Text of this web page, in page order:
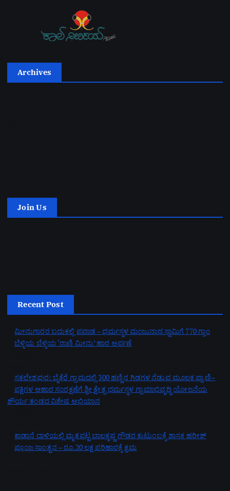
Archives
Join Us
Recent Post
ಮೀನುಗಾರರ ಬದುಕಲ್ಲಿ ಪವಾಡ – ಧರ್ಮಸ್ಥಳ ಮಂಜುನಾಥ ಸ್ವಾಮಿಗೆ 770 ಗ್ರಾಂ
ಬೆಳ್ಳಿಯ ಬೆಳ್ಳಿಯ ‘ರಾಣಿ ಮೀನು’ ಹಾರ ಅರ್ಪಣೆ
ಸಕಲೇಶಪುರ: ಬೈಕೆರೆ ಗ್ರಾಮದಲ್ಲಿ 300 ಹಣ್ಣಿನ ಗಿಡಗಳ ನೆಡುವ ಮೂಲಕ ಪ್ರಾಣಿ–
ಪಕ್ಷಿಗಳ ಆಹಾರ ಸಂರಕ್ಷಣೆಗೆ ಶ್ರೀ ಕ್ಷೇತ್ರ ಧರ್ಮಸ್ಥಳ ಗ್ರಾಮಾಭಿವೃದ್ಧಿ ಯೋಜನೆಯ
ಶೌರ್ಯ ತಂಡದ ವಿಶೇಷ ಅಭಿಯಾನ
ಕಾಡಾನೆ ದಾಳಿಯಲ್ಲಿ ಮೃತಪಟ್ಟ ಬಾಲಕೃಷ್ಣ ಗೌಡರ ಕುಟುಂಬಕ್ಕೆ ಶಾಸಕ ಹರೀಶ್
ಪೂಂಜ ಸಾಂತ್ವನ – ರೂ.20 ಲಕ್ಷ ಪರಿಹಾರಕ್ಕೆ ಕ್ರಮ